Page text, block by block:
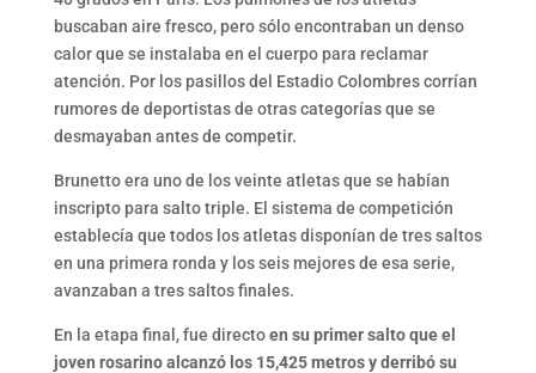
buscaban aire fresco, pero sólo encontraban un denso
calor que se instalaba en el cuerpo para reclamar
atención. Por los pasillos del Estadio Colombres corrían
rumores de deportistas de otras categorías que se
desmayaban antes de competir.
Brunetto era uno de los veinte atletas que se habían
inscripto para salto triple. El sistema de competición
establecía que todos los atletas disponían de tres saltos
en una primera ronda y los seis mejores de esa serie,
avanzaban a tres saltos finales.
En la etapa final, fue directoen su primer salto que el
joven rosarino alcanzó los 15,425 metros y derribó su